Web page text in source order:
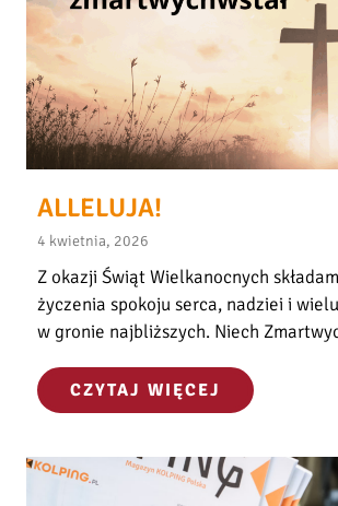
P
a
c
o
a
S
ł
b
Z
d
ALLELUJA!
4 kwietnia, 2026
Z okazji Świąt Wielkanocnych
życzenia spokoju serca, nadziei i
w gronie najbliższych. Niech
CZYTAJ WIĘCEJ
L
E
L